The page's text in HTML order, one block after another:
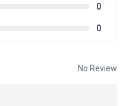
0
0
No Review